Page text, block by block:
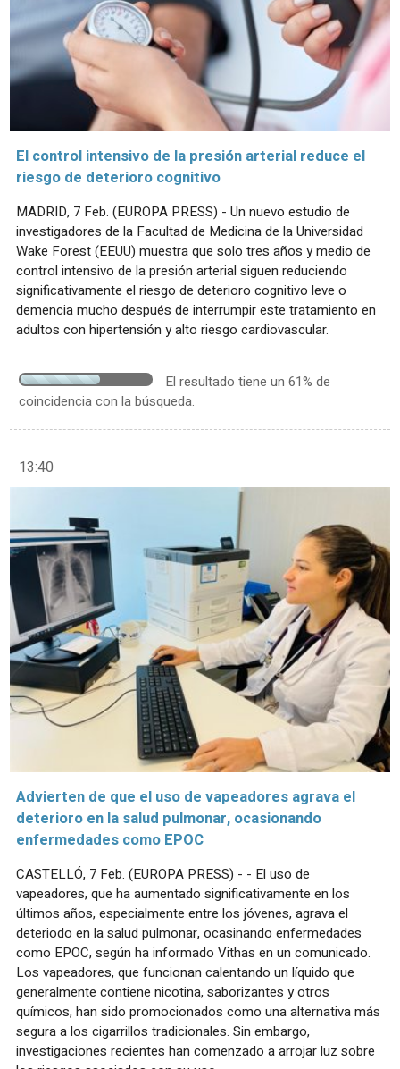
El control intensivo de la presión arterial reduce el
riesgo de deterioro cognitivo
MADRID, 7 Feb. (EUROPA PRESS) - Un nuevo estudio de
investigadores de la Facultad de Medicina de la Universidad
Wake Forest (EEUU) muestra que solo tres años y medio de
control intensivo de la presión arterial siguen reduciendo
significativamente el riesgo de deterioro cognitivo leve o
demencia mucho después de interrumpir este tratamiento en
adultos con hipertensión y alto riesgo cardiovascular.
El resultado tiene un 61% de
coincidencia con la búsqueda.
13:40
Advierten de que el uso de vapeadores agrava el
deterioro en la salud pulmonar, ocasionando
enfermedades como EPOC
CASTELLÓ, 7 Feb. (EUROPA PRESS) - - El uso de
vapeadores, que ha aumentado significativamente en los
últimos años, especialmente entre los jóvenes, agrava el
deteriodo en la salud pulmonar, ocasinando enfermedades
como EPOC, según ha informado Vithas en un comunicado.
Los vapeadores, que funcionan calentando un líquido que
generalmente contiene nicotina, saborizantes y otros
químicos, han sido promocionados como una alternativa más
segura a los cigarrillos tradicionales. Sin embargo,
investigaciones recientes han comenzado a arrojar luz sobre